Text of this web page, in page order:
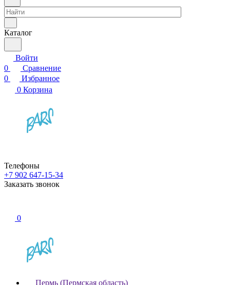
Каталог
Войти
0
Сравнение
0
Избранное
0 Корзина
Телефоны
+7 902 647-15-34
Заказать звонок
0
Пермь (Пермская область)